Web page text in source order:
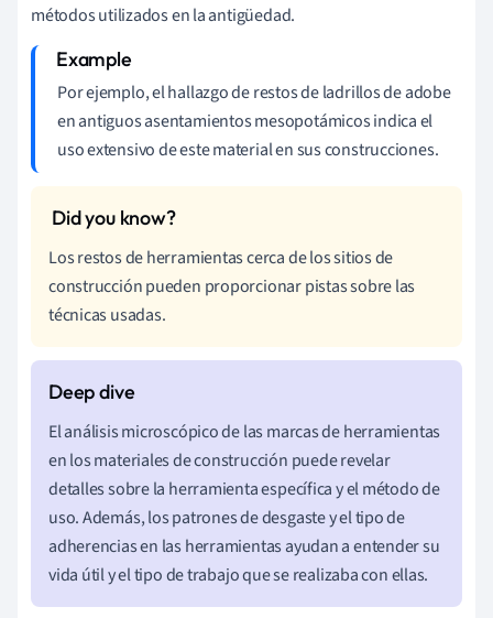
métodos utilizados en la antigüedad.
Por ejemplo, el hallazgo de restos de ladrillos de adobe
en antiguos asentamientos mesopotámicos indica el
uso extensivo de este material en sus construcciones.
Los restos de herramientas cerca de los sitios de
construcción pueden proporcionar pistas sobre las
técnicas usadas.
El análisis microscópico de las marcas de herramientas
en los materiales de construcción puede revelar
detalles sobre la herramienta específica y el método de
uso. Además, los patrones de desgaste y el tipo de
adherencias en las herramientas ayudan a entender su
vida útil y el tipo de trabajo que se realizaba con ellas.